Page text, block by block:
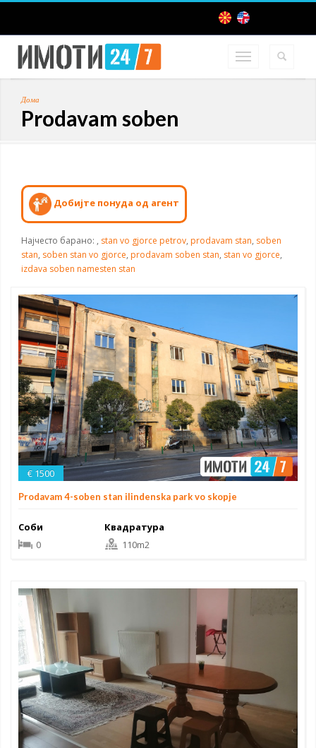
Дома
Prodavam soben
Добијте понуда од агент
Најчесто барано: , stan vo gjorce petrov, prodavam stan, soben
stan, soben stan vo gjorce, prodavam soben stan, stan vo gjorce,
izdava soben namesten stan
€ 1500
Prodavam 4-soben stan ilindenska park vo skopje
Соби
0
Квадратура
110m2